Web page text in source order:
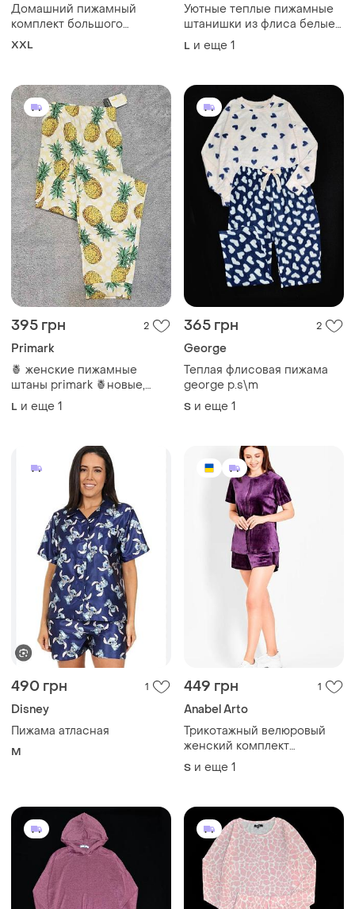
Домашний пижамный
комплект большого
размера No82/7
XXL
Уютные теплые пижамные
штанишки из флиса белые
брюки из мягкого
материала
L и еще 1
395 грн 2
Primark
🍍 женские пижамные
штаны primark 🍍новые,
сток с биркой 📏 размер: l-
xl (sk 14–16 / eur 42–44).
L и еще 1
365 грн 2
George
Теплая флисовая пижама
george р.s\m
S и еще 1
490 грн 1
Disney
Пижама атласная
M
449 грн 1
Anabel Arto
Трикотажный велюровый
женский комплект
домашний костюм с
шортами пижама плюш р. s,
домашний комплект велюр
S и еще 1